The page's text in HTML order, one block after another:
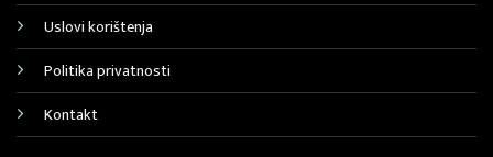
Uslovi korištenja
Politika privatnosti
Kontakt